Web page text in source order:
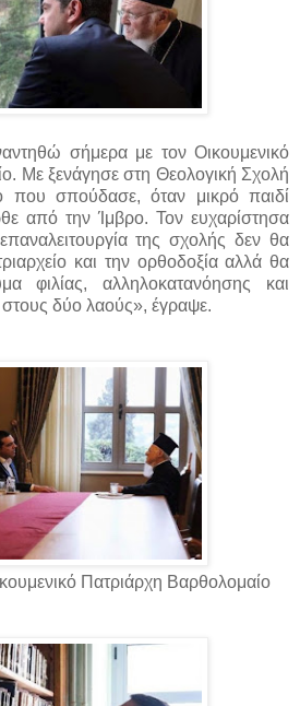
σήμερα με τον Οικουμενικό
Με ξενάγησε στη Θεολογική Σχολή
που σπούδασε, όταν μικρό παιδί
από την Ίμβρο. Τον ευχαρίστησα
της σχολής δεν θα
και την ορθοδοξία αλλά θα
φιλίας, αλληλοκατανόησης και
δύο λαούς», έγραψε.
Πατριάρχη Βαρθολομαίο